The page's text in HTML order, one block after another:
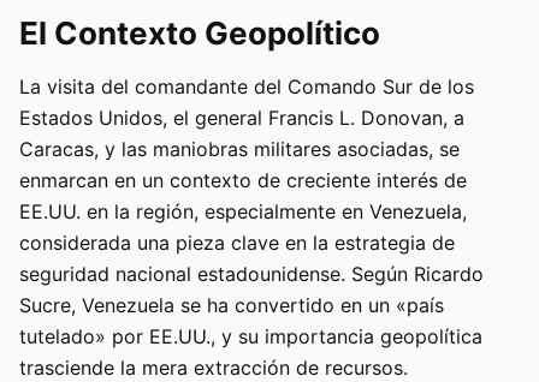
El Contexto Geopolítico
La visita del comandante del Comando Sur de los
Estados Unidos, el general Francis L. Donovan, a
Caracas, y las maniobras militares asociadas, se
enmarcan en un contexto de creciente interés de
EE.UU. en la región, especialmente en Venezuela,
considerada una pieza clave en la estrategia de
seguridad nacional estadounidense. Según Ricardo
Sucre, Venezuela se ha convertido en un «país
tutelado» por EE.UU., y su importancia geopolítica
trasciende la mera extracción de recursos.